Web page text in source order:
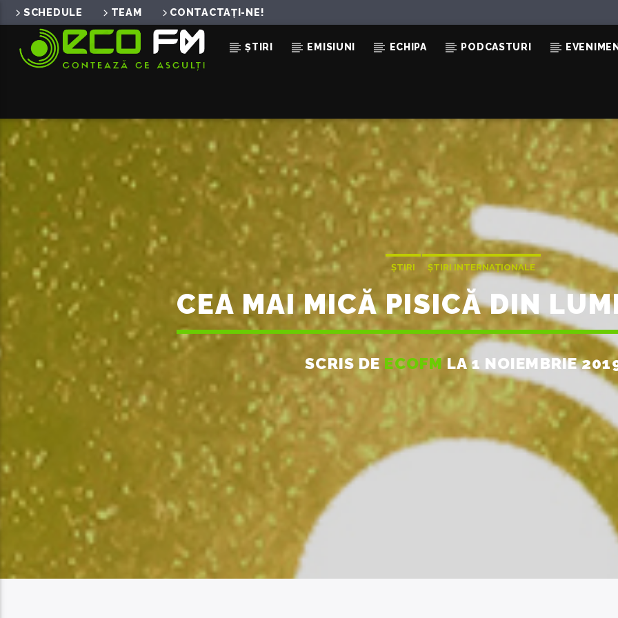
SCHEDULE TEAM CONTACTAȚI-NE!
ȘTIRI EMISIUNI ECHIPA PODCASTURI
ACUM ÎN DIRECT
VOM FI AMANDOI
DAYANA X ANDREI URSU
ȘTIRI ȘTIRI INTERNAȚIONALE
CEA MAI MICĂ PISICĂ DIN
SCRIS DE ECOFM LA 1 NOIEMBRIE